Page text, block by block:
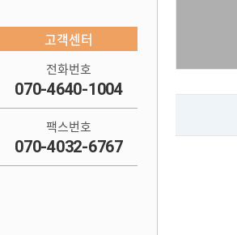
고객센터
전화번호
070-4640-1004
팩스번호
070-4032-6767